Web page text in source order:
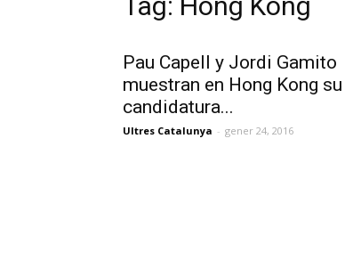
Pau Capell y Jordi Gamito
muestran en Hong Kong su
candidatura...
Ultres Catalunya - gener 24, 2016